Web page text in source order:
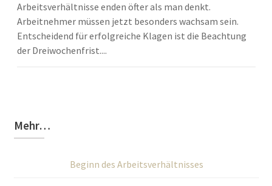
Arbeitsverhältnisse enden öfter als man denkt.
Arbeitnehmer müssen jetzt besonders wachsam sein.
Entscheidend für erfolgreiche Klagen ist die Beachtung
der Dreiwochenfrist....
Mehr…
Beginn des Arbeitsverhältnisses